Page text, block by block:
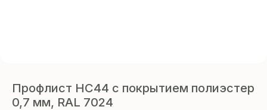
Профлист НС44 с покрытием полиэстер
0,7 мм, RAL 7024